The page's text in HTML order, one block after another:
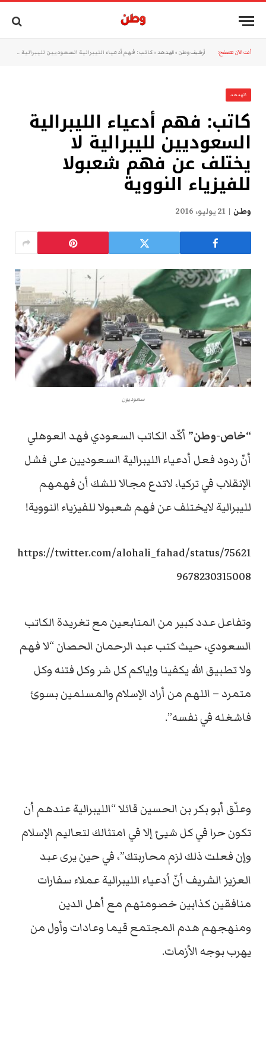
أنت الآن تتصفح: أرشيف وطن »الهدهد »كاتب: فهم أدعياء الليبرالية السعوديين لليبرالية لا يختلف عن فهم شعبولا للفيزياء النووية
الهدهد
كاتب: فهم أدعياء الليبرالية
السعوديين لليبرالية لا
يختلف عن فهم شعبولا
للفيزياء النووية
وطن 21 يوليو، 2016
سعوديون
“خاص-وطن” أكّد الكاتب السعودي فهد العوهلي
أنّ ردود فعل أدعياء الليبرالية السعوديين على فشل
الإنقلاب في تركيا، لاتدع مجالا للشك أن فهمهم
لليبرالية لايختلف عن فهم شعبولا للفيزياء النووية!
https://twitter.com/alohali_fahad/status/75621
9678230315008
وتفاعل عدد كبير من المتابعين مع تغريدة الكاتب
السعودي، حيث كتب عبد الرحمان الحصان “لا فهم
ولا تطبيق الله يكفينا وإياكم كل شر وكل فتنه وكل
متمرد – اللهم من أراد الإسلام والمسلمين بسوئ
فاشغله في نفسه”.
وعلّق أبو بكر بن الحسين قائلا “الليبرالية عندهم أن
تكون حرا في كل شيئ إلا في امتثالك لتعاليم الإسلام
وإن فعلت ذلك لزم محاربتك”، في حين يرى عبد
العزيز الشريف أنّ أدعياء الليبرالية عملاء سفارات
منافقين كذابين خصومتهم مع أهل الدين
ومنهجهم هدم المجتمع قيما وعادات وأول من
يهرب بوجه الأزمات.